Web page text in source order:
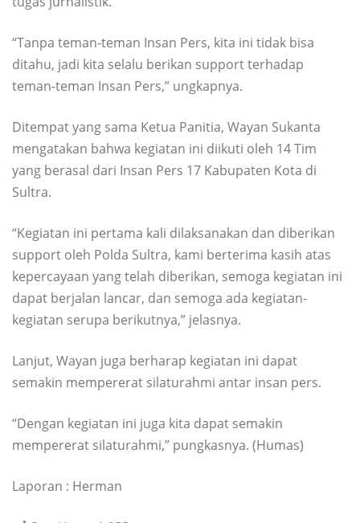
“Tanpa teman-teman Insan Pers, kita ini tidak bisa
ditahu, jadi kita selalu berikan support terhadap
teman-teman Insan Pers,” ungkapnya.
Ditempat yang sama Ketua Panitia, Wayan Sukanta
mengatakan bahwa kegiatan ini diikuti oleh 14 Tim
yang berasal dari Insan Pers 17 Kabupaten Kota di
Sultra.
“Kegiatan ini pertama kali dilaksanakan dan diberikan
support oleh Polda Sultra, kami berterima kasih atas
kepercayaan yang telah diberikan, semoga kegiatan ini
dapat berjalan lancar, dan semoga ada kegiatan-
kegiatan serupa berikutnya,” jelasnya.
Lanjut, Wayan juga berharap kegiatan ini dapat
semakin mempererat silaturahmi antar insan pers.
“Dengan kegiatan ini juga kita dapat semakin
mempererat silaturahmi,” pungkasnya. (Humas)
Laporan : Herman